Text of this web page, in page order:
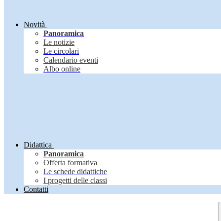
Novità
Panoramica
Le notizie
Le circolari
Calendario eventi
Albo online
Didattica
Panoramica
Offerta formativa
Le schede didattiche
I progetti delle classi
Contatti